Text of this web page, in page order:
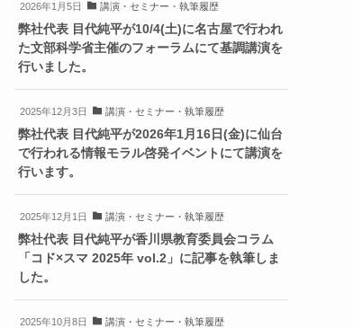
2026年1月5日 講演・セミナー・執筆履歴
弊社代表 目代純平が10/4(土)に名古屋で行われ
た文部科学省主催のフォーラムにて基調講演を
行いました。
2025年12月3日 講演・セミナー・執筆履歴
弊社代表 目代純平が2026年1月16日(金)に仙台
で行われる情報モラル啓発イベントにて講演を
行います。
2025年12月1日 講演・セミナー・執筆履歴
弊社代表 目代純平が香川県教育委員会コラム
「コド×スマ 2025年 vol.2」に記事を執筆しま
した。
2025年10月8日 講演・セミナー・執筆履歴